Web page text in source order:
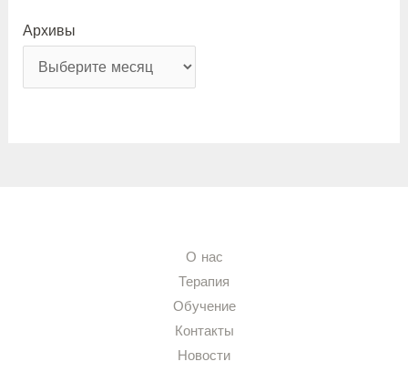
Архивы
О нас
Терапия
Обучение
Контакты
Новости